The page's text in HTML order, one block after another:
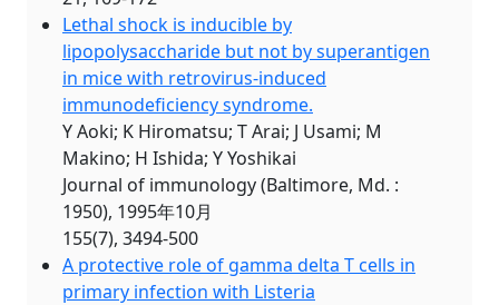
Lethal shock is inducible by
lipopolysaccharide but not by superantigen
in mice with retrovirus-induced
immunodeficiency syndrome.
Y Aoki; K Hiromatsu; T Arai; J Usami; M
Makino; H Ishida; Y Yoshikai
Journal of immunology (Baltimore, Md. :
1950), 1995年10月
155(7), 3494-500
A protective role of gamma delta T cells in
primary infection with Listeria